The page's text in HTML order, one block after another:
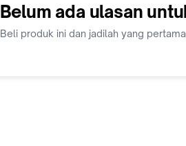
Belum ada ulasan
Beli produk ini dan jadilah yang